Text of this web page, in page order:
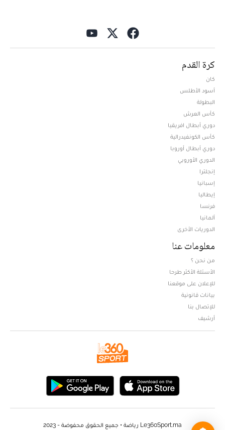
كرة القدم
كان
أسود الأطلس
البطولة
كأس العرش
دوري أبطال افريقيا
كأس الكونفيدرالية
دوري أبطال أوروبا
الدوري الأوروبي
إنجلترا
إسبانيا
إيطاليا
فرنسا
ألمانيا
الدوريات الأخرى
معلومات عنا
من نحن ؟
الأسئلة الأكثر طرحا
للإعلان على موقعنا
بيانات قانونية
للإتصال بنا
أرشيف
Le360Sport.ma رياضة • جميع الحقوق محفوضة - 2023